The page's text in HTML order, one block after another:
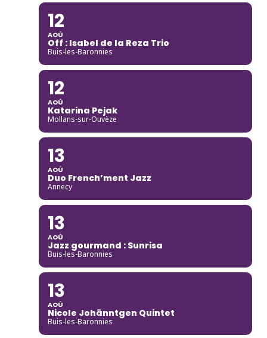
12
AOÛ
Off : Isabel de la Reza Trio
Buis-les-Baronnies
12
AOÛ
Katarina Pejak
Mollans-sur-Ouvèze
13
AOÛ
Duo French’ment Jazz
Annecy
13
AOÛ
Jazz gourmand : Sunrisa
Buis-les-Baronnies
13
AOÛ
Nicole Johänntgen Quintet
Buis-les-Baronnies